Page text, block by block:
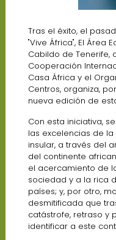
Tras el éxito, el
"Vive África", El Área
Cabildo de Tenerife,
Cooperación
Casa África y el
Centros, organiza,
nueva edición de
Con esta iniciativa,
las excelencias de
insular, a través del
del continente
el acercamiento de
sociedad y a la rica
países; y, por otro,
desmitificada que
catástrofe, retraso y
identificar a este